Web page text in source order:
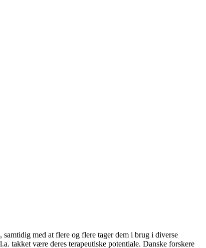
med at flere og flere tager dem i brug i diverse
takket være deres terapeutiske potentiale. Danske forskere